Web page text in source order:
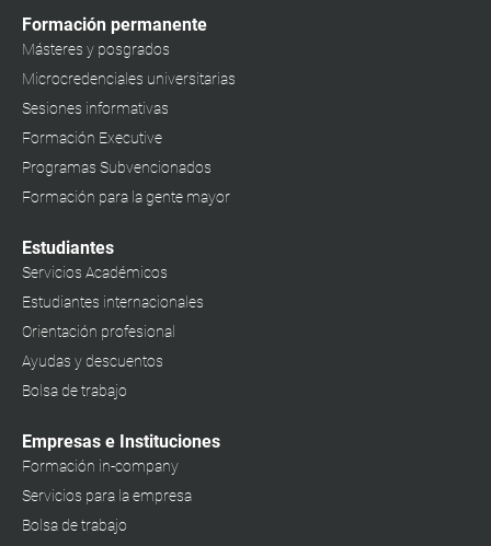
Formación permanente
Másteres y posgrados
Microcredenciales universitarias
Sesiones informativas
Formación Executive
Programas Subvencionados
Formación para la gente mayor
Estudiantes
Servicios Académicos
Estudiantes internacionales
Orientación profesional
Ayudas y descuentos
Bolsa de trabajo
Empresas e Instituciones
Formación in-company
Servicios para la empresa
Bolsa de trabajo